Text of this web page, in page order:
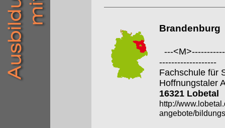
Brandenburg
---
-------------------
Fachschule für
Hoffnungstaler
16321 Lobetal
http://
angebote/